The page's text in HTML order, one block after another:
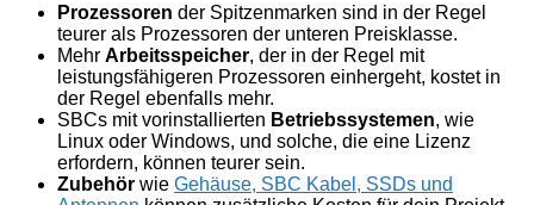
Prozessoren der Spitzenmarken sind in der Regel
teurer als Prozessoren der unteren Preisklasse.
Mehr Arbeitsspeicher, der in der Regel mit
leistungsfähigeren Prozessoren einhergeht, kostet in
der Regel ebenfalls mehr.
SBCs mit vorinstallierten Betriebssystemen, wie
Linux oder Windows, und solche, die eine Lizenz
erfordern, können teurer sein.
Zubehör wie Gehäuse, SBC Kabel, SSDs und